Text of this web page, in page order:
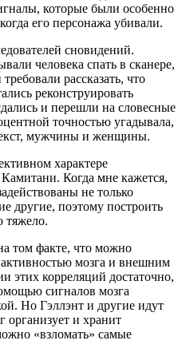
которые были особенно
его персонажа убивали.
сновидений.
человека спать в сканере,
рассказать, что
реконструировать
и перешли на словесные
точностью угадывала,
мужчины и женщины.
характере
Когда мне кажется,
не только
другие, поэтому построить
тяжело.
том факте, что можно
мозга и внешним
этих корреляций достаточно,
сигналов мозга
Но Гэллэнт и другие идут
организует и хранит
«взломать» самые